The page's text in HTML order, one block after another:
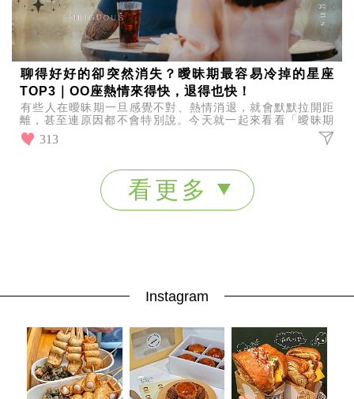
聊得好好的卻突然消失？曖昧期最容易冷掉的星座
TOP3｜OO座熱情來得快，退得也快！
有些人在曖昧期一旦感覺不對、熱情消退，就會默默拉開距
離，甚至連原因都不會特別說。今天就一起來看看「曖昧期
最容易冷掉的星座TOP3」，看看誰最容易讓人措手不及！
313
看更多
Instagram